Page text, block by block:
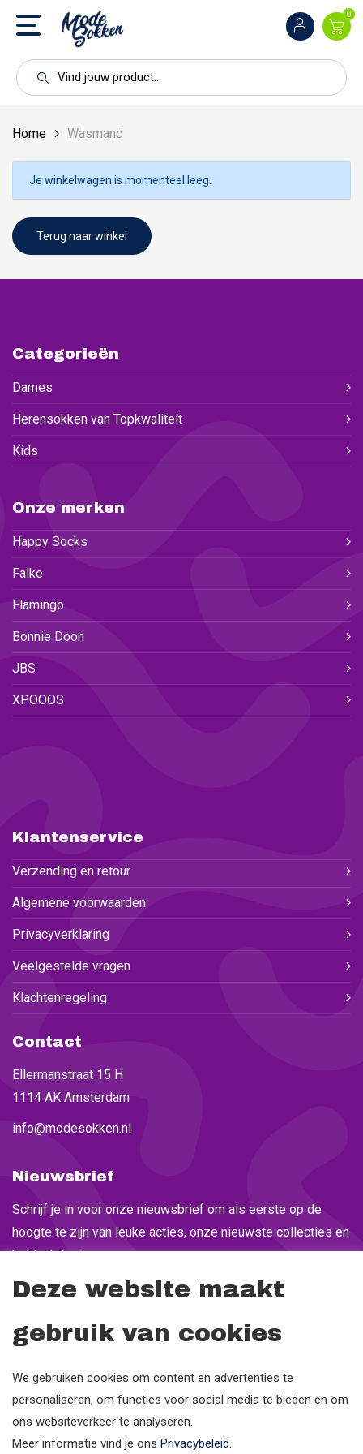
0
Home Wasmand
Je winkelwagen is momenteel leeg.
Terug naar winkel
Categorieën
Dames
Herensokken van Topkwaliteit
Kids
Onze merken
Happy Socks
Falke
Flamingo
Bonnie Doon
JBS
XPOOOS
Klantenservice
Verzending en retour
Algemene voorwaarden
Privacyverklaring
Veelgestelde vragen
Klachtenregeling
Contact
Ellermanstraat 15 H
1114 AK Amsterdam
info@modesokken.nl
Nieuwsbrief
Schrijf je in voor onze nieuwsbrief om als eerste op de
hoogte te zijn van leuke acties, onze nieuwste collecties en
het laatste nieuws.
Deze website maakt
gebruik van cookies
We gebruiken cookies om content en advertenties te
personaliseren, om functies voor social media te bieden en om
ons websiteverkeer te analyseren.
Meer informatie vind je ons Privacybeleid.